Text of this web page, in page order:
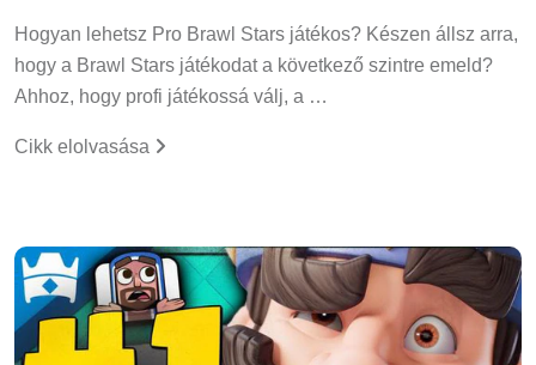
Hogyan lehetsz Pro Brawl Stars játékos? Készen állsz arra,
hogy a Brawl Stars játékodat a következő szintre emeld?
Ahhoz, hogy profi játékossá válj, a …
Cikk elolvasása